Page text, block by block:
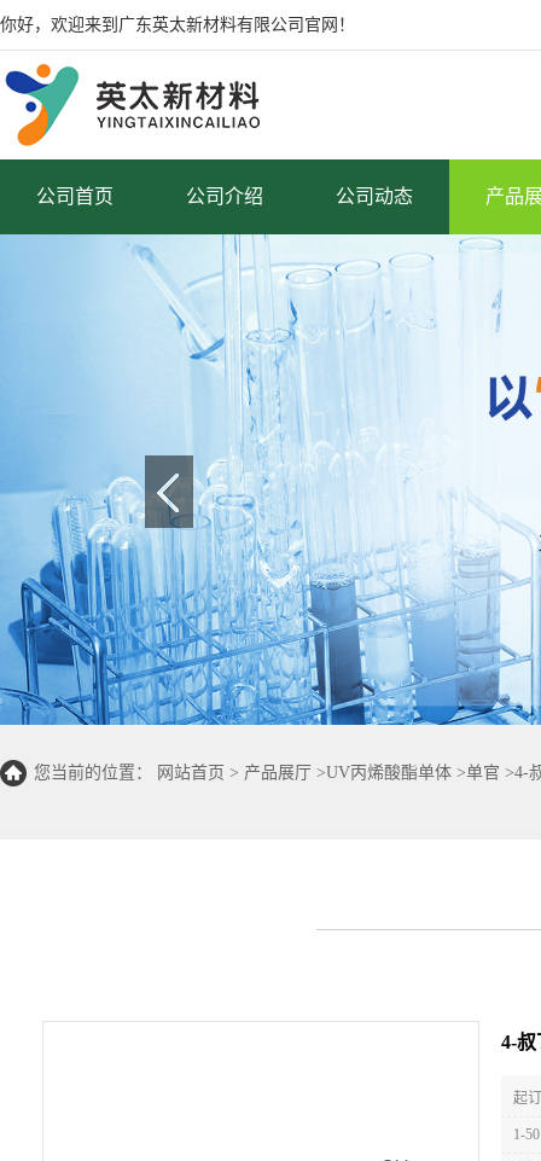
你好，欢迎来到广东英太新材料有限公司官网！
公司首页 公司介绍 公司动态 产品
您当前的位置： 网站首页 > 产品展厅 >UV丙烯酸酯单体 >单官 >4-
4-叔
起
1-50